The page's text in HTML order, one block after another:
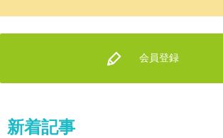
会員登録
新着記事